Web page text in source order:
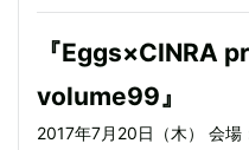
『Eggs×CINRA
volume99』
2017年7月20日（木） 会